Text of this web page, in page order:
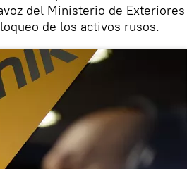
del Ministerio de Exteriores
de los activos rusos.